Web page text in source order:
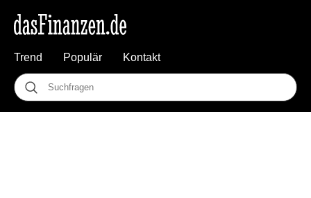
Trend Populär Kontakt